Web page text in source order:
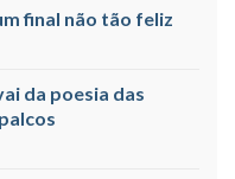
final não tão feliz
da poesia das